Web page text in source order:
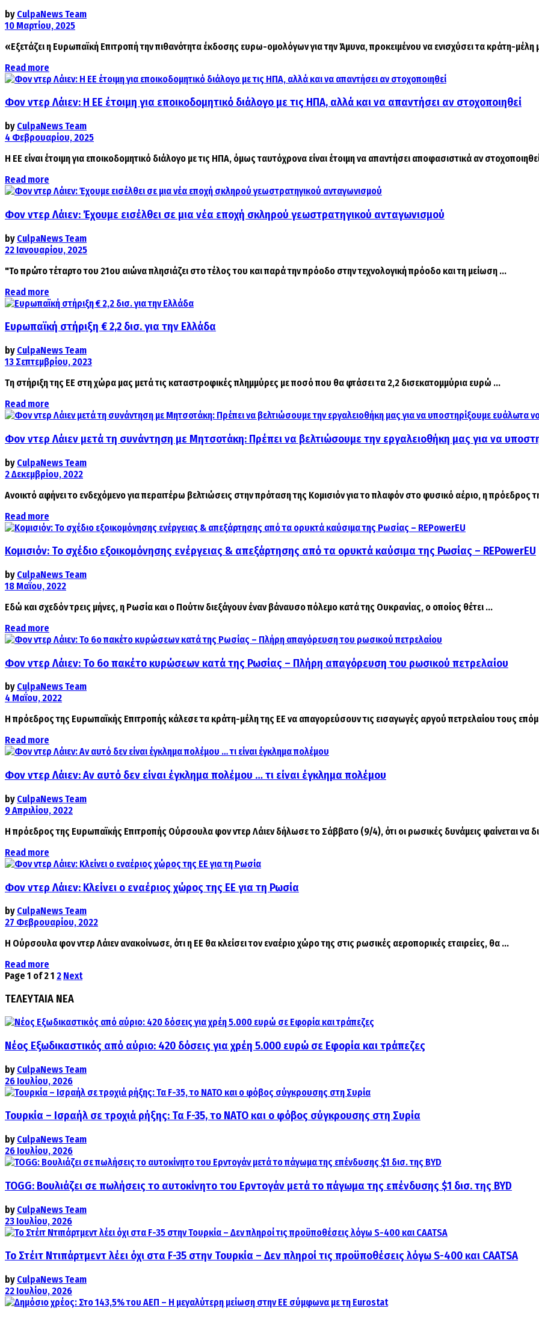
by CulpaNews Team
10 Μαρτίου, 2025
«Εξετάζει η Ευρωπαϊκή Επιτροπή την πιθανότητα έκδοσης ευρω-ομολόγων για την Άμυνα, προκειμένου να ενισχύσει τα κράτη-μέλη
Read more
Φον ντερ Λάιεν: H ΕΕ έτοιμη για εποικοδομητικό διάλογο με τις ΗΠΑ, αλλά και να απαντήσει αν στοχοποιηθεί
by CulpaNews Team
4 Φεβρουαρίου, 2025
Η ΕΕ είναι έτοιμη για εποικοδομητικό διάλογο με τις ΗΠΑ, όμως ταυτόχρονα είναι έτοιμη να απαντήσει αποφασιστικά αν
Read more
Φον ντερ Λάιεν: Έχουμε εισέλθει σε μια νέα εποχή σκληρού γεωστρατηγικού ανταγωνισμού
by CulpaNews Team
22 Ιανουαρίου, 2025
"Το πρώτο τέταρτο του 21ου αιώνα πλησιάζει στο τέλος του και παρά την πρόοδο στην τεχνολογική πρόοδο και τη μείωση ...
Read more
Ευρωπαϊκή στήριξη € 2,2 δισ. για την Ελλάδα
by CulpaNews Team
13 Σεπτεμβρίου, 2023
Τη στήριξη της ΕΕ στη χώρα μας μετά τις καταστροφικές πλημμύρες με ποσό που θα φτάσει τα 2,2 δισεκατομμύρια ευρώ ...
Read more
Φον ντερ Λάιεν μετά τη συνάντηση με Μητσοτάκη: Πρέπει να βελτιώσουμε την εργαλειοθήκη μας για να
by CulpaNews Team
2 Δεκεμβρίου, 2022
Ανοικτό αφήνει το ενδεχόμενο για περαιτέρω βελτιώσεις στην πρόταση της Κομισιόν για το πλαφόν στο φυσικό αέριο, η πρόεδρος
Read more
Κομισιόν: Το σχέδιο εξοικομόνησης ενέργειας & απεξάρτησης από τα ορυκτά καύσιμα της Ρωσίας – REPowerEU
by CulpaNews Team
18 Μαΐου, 2022
Εδώ και σχεδόν τρεις μήνες, η Ρωσία και ο Πούτιν διεξάγουν έναν βάναυσο πόλεμο κατά της Ουκρανίας, ο οποίος θέτει ...
Read more
Φον ντερ Λάιεν: Το 6ο πακέτο κυρώσεων κατά της Ρωσίας – Πλήρη απαγόρευση του ρωσικού πετρελαίου
by CulpaNews Team
4 Μαΐου, 2022
H πρόεδρος της Ευρωπαϊκής Επιτροπής κάλεσε τα κράτη-μέλη της ΕΕ να απαγορεύσουν τις εισαγωγές αργού πετρελαίου τους
Read more
Φον ντερ Λάιεν: Αν αυτό δεν είναι έγκλημα πολέμου … τι είναι έγκλημα πολέμου
by CulpaNews Team
9 Απριλίου, 2022
Η πρόεδρος της Ευρωπαϊκής Επιτροπής Ούρσουλα φον ντερ Λάιεν δήλωσε το Σάββατο (9/4), ότι οι ρωσικές δυνάμεις φαίνεται να
Read more
Φον ντερ Λάιεν: Κλείνει ο εναέριος χώρος της ΕΕ για τη Ρωσία
by CulpaNews Team
27 Φεβρουαρίου, 2022
Η Ούρσουλα φον ντερ Λάιεν ανακοίνωσε, ότι η ΕΕ θα κλείσει τον εναέριο χώρο της στις ρωσικές αεροπορικές εταιρείες, θα ...
Read more
Page 1 of 21 2 Next
ΤΕΛΕΥΤΑΙΑ ΝΕΑ
Νέος Εξωδικαστικός από αύριο: 420 δόσεις για χρέη 5.000 ευρώ σε Εφορία και τράπεζες
by CulpaNews Team
26 Ιουλίου, 2026
Τουρκία – Ισραήλ σε τροχιά ρήξης: Τα F-35, το ΝΑΤΟ και ο φόβος σύγκρουσης στη Συρία
by CulpaNews Team
26 Ιουλίου, 2026
TOGG: Βουλιάζει σε πωλήσεις το αυτοκίνητο του Ερντογάν μετά το πάγωμα της επένδυσης $1 δισ. της BYD
by CulpaNews Team
23 Ιουλίου, 2026
Το Στέιτ Ντιπάρτμεντ λέει όχι στα F-35 στην Τουρκία – Δεν πληροί τις προϋποθέσεις λόγω S-400 και CAATSA
by CulpaNews Team
22 Ιουλίου, 2026